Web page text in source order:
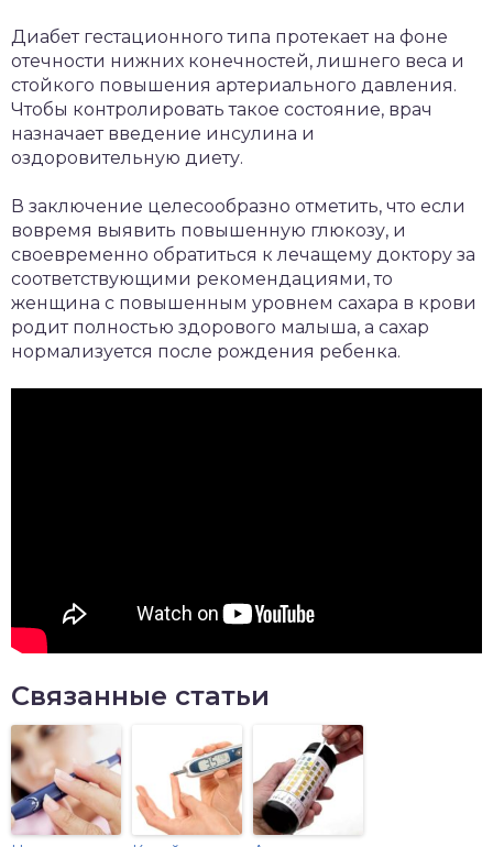
Диабет гестационного типа протекает на фоне
отечности нижних конечностей, лишнего веса и
стойкого повышения артериального давления.
Чтобы контролировать такое состояние, врач
назначает введение инсулина и
оздоровительную диету.
В заключение целесообразно отметить, что если
вовремя выявить повышенную глюкозу, и
своевременно обратиться к лечащему доктору за
соответствующими рекомендациями, то
женщина с повышенным уровнем сахара в крови
родит полностью здорового малыша, а сахар
нормализуется после рождения ребенка.
Связанные статьи